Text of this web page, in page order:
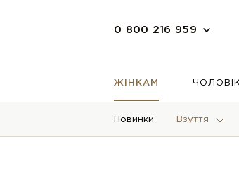
0 800 216 959
ЖІНКАМ
Новинки Взуття